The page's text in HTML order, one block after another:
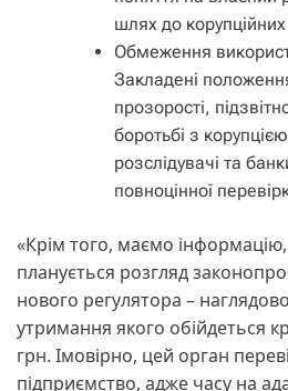
шлях до
Обмеження
Закладені
прозорості,
боротьбі з
розслідувачі та
повноцінної
«Крім того, маємо
планується розгляд
нового регулятора –
утримання якого обійдеться
грн. Імовірно, цей орган
підприємство, адже часу на